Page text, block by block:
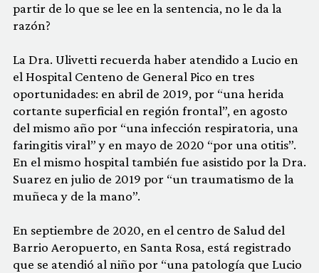
partir de lo que se lee en la sentencia, no le da la
razón?
La Dra. Ulivetti recuerda haber atendido a Lucio en
el Hospital Centeno de General Pico en tres
oportunidades: en abril de 2019, por “una herida
cortante superficial en región frontal”, en agosto
del mismo año por “una infección respiratoria, una
faringitis viral” y en mayo de 2020 “por una otitis”.
En el mismo hospital también fue asistido por la Dra.
Suarez en julio de 2019 por “un traumatismo de la
muñeca y de la mano”.
En septiembre de 2020, en el centro de Salud del
Barrio Aeropuerto, en Santa Rosa, está registrado
que se atendió al niño por “una patología que Lucio